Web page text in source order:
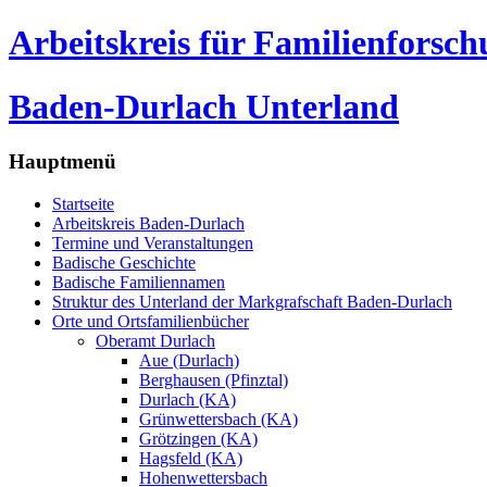
Arbeitskreis für
Baden-Durlach Unterland
Hauptmenü
Startseite
Arbeitskreis Baden-Durlach
Termine und Veranstaltungen
Badische Geschichte
Badische Familiennamen
Struktur des Unterland der Markgrafschaft Baden-Durlach
Orte und Ortsfamilienbücher
Oberamt Durlach
Aue (Durlach)
Berghausen (Pfinztal)
Durlach (KA)
Grünwettersbach (KA)
Grötzingen (KA)
Hagsfeld (KA)
Hohenwettersbach